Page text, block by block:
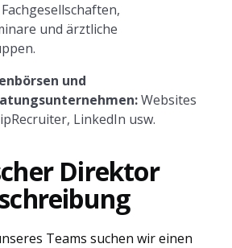
und ärztliche
und
Websites
LinkedIn usw.
Direktor
Teams suchen wir einen